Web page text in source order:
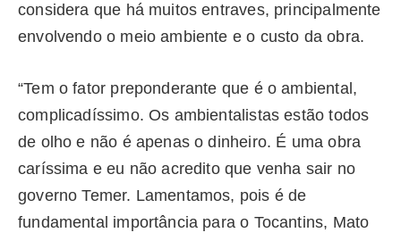
considera que há muitos entraves, principalmente
envolvendo o meio ambiente e o custo da obra.
“Tem o fator preponderante que é o ambiental,
complicadíssimo. Os ambientalistas estão todos
de olho e não é apenas o dinheiro. É uma obra
caríssima e eu não acredito que venha sair no
governo Temer. Lamentamos, pois é de
fundamental importância para o Tocantins, Mato